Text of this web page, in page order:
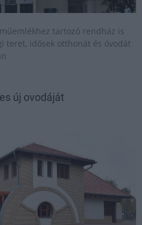
tartozó rendház is
teret, idősek otthonát és óvodát
új ovodáját